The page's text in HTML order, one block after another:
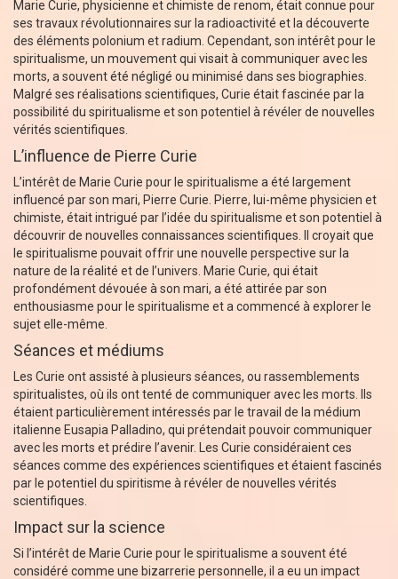
Marie Curie, physicienne et chimiste de renom, était connue pour
ses travaux révolutionnaires sur la radioactivité et la découverte
des éléments polonium et radium. Cependant, son intérêt pour le
spiritualisme, un mouvement qui visait à communiquer avec les
morts, a souvent été négligé ou minimisé dans ses biographies.
Malgré ses réalisations scientifiques, Curie était fascinée par la
possibilité du spiritualisme et son potentiel à révéler de nouvelles
vérités scientifiques.
L’influence de Pierre Curie
L’intérêt de Marie Curie pour le spiritualisme a été largement
influencé par son mari, Pierre Curie. Pierre, lui-même physicien et
chimiste, était intrigué par l’idée du spiritualisme et son potentiel à
découvrir de nouvelles connaissances scientifiques. Il croyait que
le spiritualisme pouvait offrir une nouvelle perspective sur la
nature de la réalité et de l’univers. Marie Curie, qui était
profondément dévouée à son mari, a été attirée par son
enthousiasme pour le spiritualisme et a commencé à explorer le
sujet elle-même.
Séances et médiums
Les Curie ont assisté à plusieurs séances, ou rassemblements
spiritualistes, où ils ont tenté de communiquer avec les morts. Ils
étaient particulièrement intéressés par le travail de la médium
italienne Eusapia Palladino, qui prétendait pouvoir communiquer
avec les morts et prédire l’avenir. Les Curie considéraient ces
séances comme des expériences scientifiques et étaient fascinés
par le potentiel du spiritisme à révéler de nouvelles vérités
scientifiques.
Impact sur la science
Si l’intérêt de Marie Curie pour le spiritualisme a souvent été
considéré comme une bizarrerie personnelle, il a eu un impact